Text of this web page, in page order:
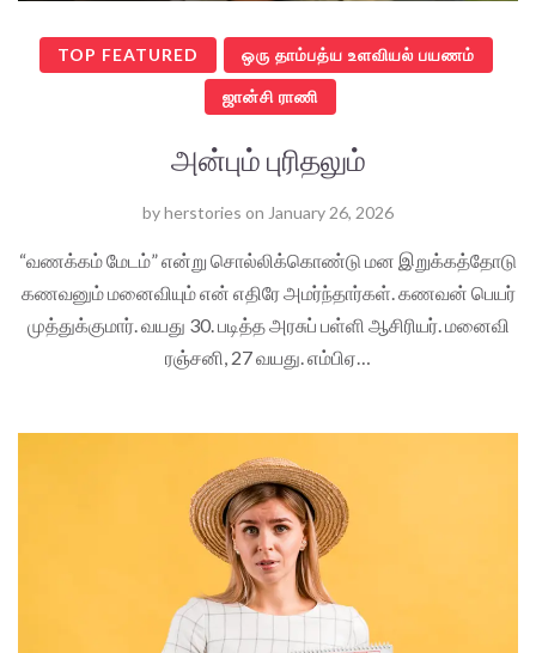
TOP FEATURED ஒரு தாம்பத்ய உளவியல் பயணம்
ஜான்சி ராணி
அன்பும் புரிதலும்
byherstories on January 26, 2026
“வணக்கம் மேடம்” என்று சொல்லிக்கொண்டு மன இறுக்கத்தோடு
கணவனும் மனைவியும் என் எதிரே அமர்ந்தார்கள். கணவன் பெயர்
முத்துக்குமார். வயது 30. படித்த அரசுப் பள்ளி ஆசிரியர். மனைவி
ரஞ்சனி, 27 வயது. எம்பிஏ…